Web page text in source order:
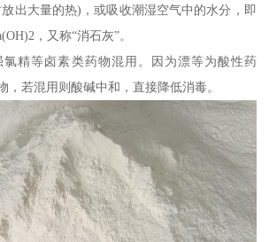
出大量的热)，或吸收潮湿空气中的水分，即
，又称“消石灰”。
精等卤素类药物混用。因为漂等为酸性药
，若混用则酸碱中和，直接降低消毒。